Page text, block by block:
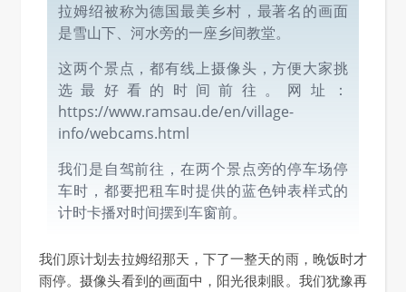
拉姆绍被称为德国最美乡村，最著名的画面
是雪山下、河水旁的一座乡间教堂。
这两个景点，都有线上摄像头，方便大家挑
选最好看的时间前往。网址：
https://www.ramsau.de/en/village-
info/webcams.html
我们是自驾前往，在两个景点旁的停车场停
车时，都要把租车时提供的蓝色钟表样式的
计时卡播对时间摆到车窗前。
我们原计划去拉姆绍那天，下了一整天的雨，晚饭时才
雨停。摄像头看到的画面中，阳光很刺眼。我们犹豫再